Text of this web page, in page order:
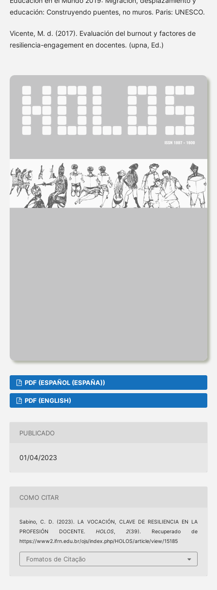
educación: Construyendo puentes, no muros. Paris: UNESCO.
Vicente, M. d. (2017). Evaluación del burnout y factores de
resiliencia-engagement en docentes. (upna, Ed.)
PDF (ESPAÑOL (ESPAÑA))
PDF (ENGLISH)
PUBLICADO
01/04/2023
COMO CITAR
Sabino, C. D. (2023). LA VOCACIÓN, CLAVE DE RESILIENCIA EN LA
PROFESIÓN DOCENTE. HOLOS,2(39). Recuperado de
https://www2.ifrn.edu.br/ojs/index.php/HOLOS/article/view/15185
Fomatos de Citação